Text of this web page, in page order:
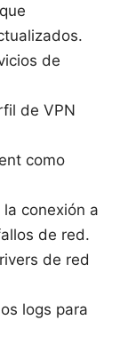
de
de VPN
como
conexión a
de red.
de red
logs para